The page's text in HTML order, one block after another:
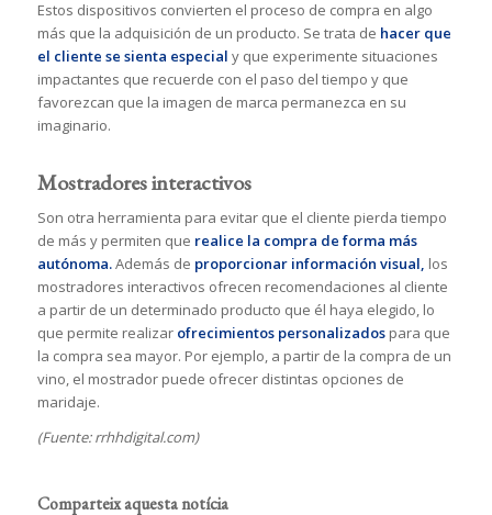
Estos dispositivos convierten el proceso de compra en algo
más que la adquisición de un producto. Se trata de hacer que
el cliente se sienta especial y que experimente situaciones
impactantes que recuerde con el paso del tiempo y que
favorezcan que la imagen de marca permanezca en su
imaginario.
Mostradores interactivos
Son otra herramienta para evitar que el cliente pierda tiempo
de más y permiten que realice la compra de forma más
autónoma.Además de proporcionar información visual, los
mostradores interactivos ofrecen recomendaciones al cliente
a partir de un determinado producto que él haya elegido, lo
que permite realizar ofrecimientos personalizados para que
la compra sea mayor. Por ejemplo, a partir de la compra de un
vino, el mostrador puede ofrecer distintas opciones de
maridaje.
(Fuente: rrhhdigital.com)
Comparteix aquesta notícia